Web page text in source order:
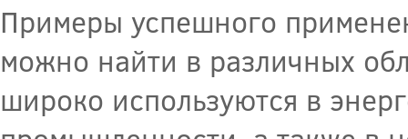
Примеры успешного
можно найти в различных
широко используются в